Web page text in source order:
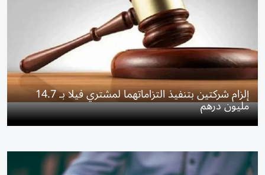
إلزام شركتين بتنفيذ التزاماتهما لمشتري فيلا بـ 14.7
مليون درهم